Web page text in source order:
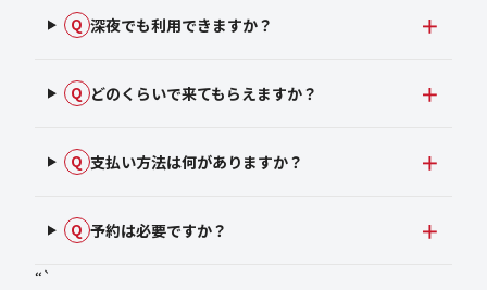
Q 深夜でも利用できますか？
Q どのくらいで来てもらえますか？
Q 支払い方法は何がありますか？
Q 予約は必要ですか？
“`